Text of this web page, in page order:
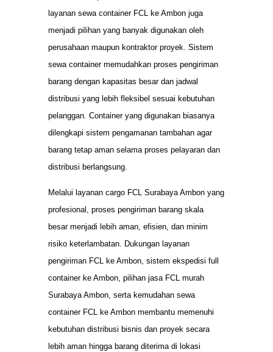
layanan sewa container FCL ke Ambon juga
menjadi pilihan yang banyak digunakan oleh
perusahaan maupun kontraktor proyek. Sistem
sewa container memudahkan proses pengiriman
barang dengan kapasitas besar dan jadwal
distribusi yang lebih fleksibel sesuai kebutuhan
pelanggan. Container yang digunakan biasanya
dilengkapi sistem pengamanan tambahan agar
barang tetap aman selama proses pelayaran dan
distribusi berlangsung.
Melalui layanan cargo FCL Surabaya Ambon yang
profesional, proses pengiriman barang skala
besar menjadi lebih aman, efisien, dan minim
risiko keterlambatan. Dukungan layanan
pengiriman FCL ke Ambon, sistem ekspedisi full
container ke Ambon, pilihan jasa FCL murah
Surabaya Ambon, serta kemudahan sewa
container FCL ke Ambon membantu memenuhi
kebutuhan distribusi bisnis dan proyek secara
lebih aman hingga barang diterima di lokasi